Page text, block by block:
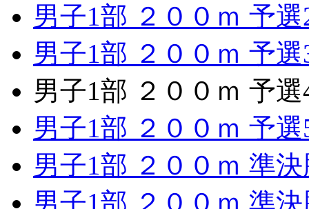
男子1部 ２００ｍ 予選
男子1部 ２００ｍ 予選
男子1部 ２００ｍ 予選
男子1部 ２００ｍ 予選
男子1部 ２００ｍ 準
男子1部 ２００ｍ 準